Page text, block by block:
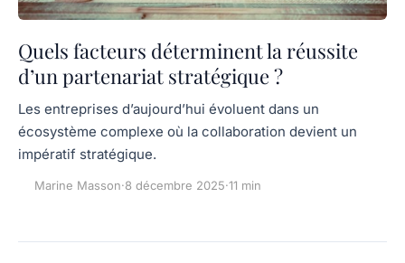
Quels facteurs déterminent la réussite
d’un partenariat stratégique ?
Les entreprises d’aujourd’hui évoluent dans un
écosystème complexe où la collaboration devient un
impératif stratégique.
Marine Masson·8 décembre 2025·11 min